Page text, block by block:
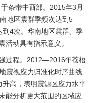
条带中西部。2015年3月
地区震群季频次达到5
到4次。华南地区震群、季
活动具有指示意义。
过程。2012—2016年苍梧
震视应力归准化时序曲线
高，表明震源区应力水平
能分析更大范围的区域应